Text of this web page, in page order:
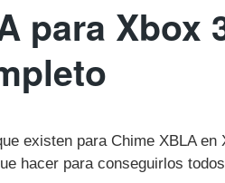
para Xbox
existen para Chime XBLA en
hacer para conseguirlos